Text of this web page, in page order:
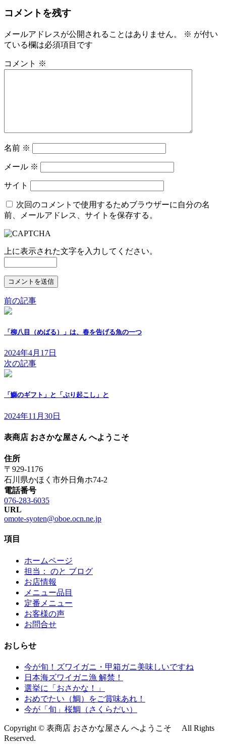
コメントを残す
メールアドレスが公開されることはありません。 ※ が付い
ている欄は必須項目です
コメント ※
名前 ※
メール ※
サイト
次回のコメントで使用するためブラウザーに自分の名
前、メールアドレス、サイトを保存する。
上に表示された文字を入力してください。
前の記事
「柳八目（めばる）」は、春を告げる魚の一つ
2024年4月17日
次の記事
「鰤のギフト」と「ぶり起こし」と
2024年11月30日
表商店 おさかな屋さん へようこそ
住所
〒929-1176
石川県かほく市外日角ホ74-2
電話番号
076-283-6035
URL
omote-syoten@oboe.ocn.ne.jp
項目
ホームページ
担当： のと ブログ
お店情報
メニュー品目
定番メニュー
お客様の声
お問合せ
おしらせ
今が旬！ズワイガニ・甲箱ガニ美味しいですね
日本海ズワイガニ漁 解禁！
選挙に「おさかな！」
おめでたい（鯛）をご賞味あれ！
今が「旬」桜鯛（さくらだい）
Copyright © 表商店 おさかな屋さん へようこそ All Rights
Reserved.